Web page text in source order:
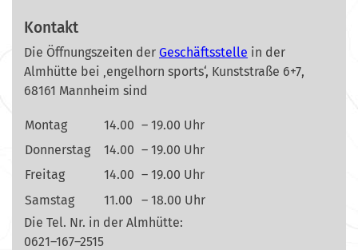
Kontakt
Die Öffnungszeiten der Geschäftsstelle in der
Almhütte bei ‚engelhorn sports‘, Kunststraße 6+7,
68161 Mannheim sind
Montag 14.00 – 19.00 Uhr
Donnerstag
14.00 – 19.00 Uhr
Freitag
14.00 – 19.00 Uhr
Samstag
11.00
– 18.00 Uhr
Die Tel. Nr. in der Almhütte:
0621–167–2515